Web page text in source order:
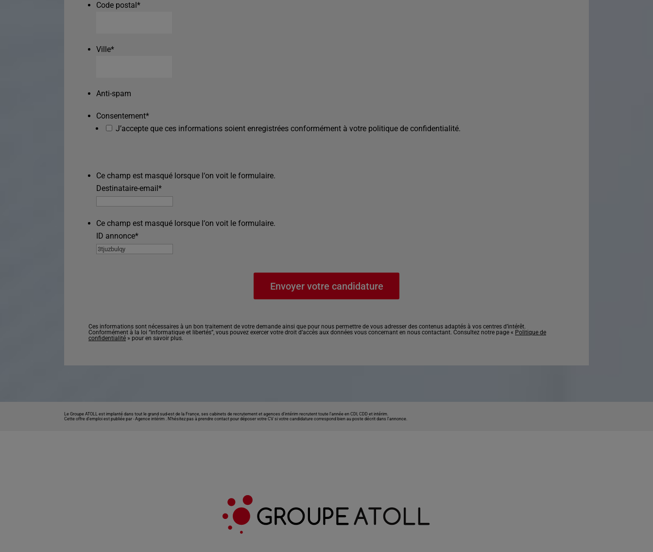
Code postal*
Ville*
Anti-spam
Consentement*
J’accepte que ces informations soient enregistrées conformément à votre politique de confidentialité.
Ce champ est masqué lorsque l‘on voit le formulaire.
Destinataire-email*
Ce champ est masqué lorsque l‘on voit le formulaire.
ID annonce*
Ces informations sont nécessaires à un bon traitement de votre demande ainsi que pour nous permettre de vous adresser des contenus adaptés à vos centres d’intérêt.
Conformément à la loi “informatique et libertés”, vous pouvez exercer votre droit d’accès aux données vous concernant en nous contactant. Consultez notre page « Politique de
confidentialité » pour en savoir plus.
Le Groupe ATOLL est implanté dans tout le grand sud-est de la France, ses cabinets de recrutement et agences d’intérim recrutent toute l’année en CDI, CDD et intérim.
Cette offre d’emploi est publiée par -Agence intérim . N’hésitez pas à prendre contact pour déposer votre CV si votre candidature correspond bien au poste décrit dans l'annonce.